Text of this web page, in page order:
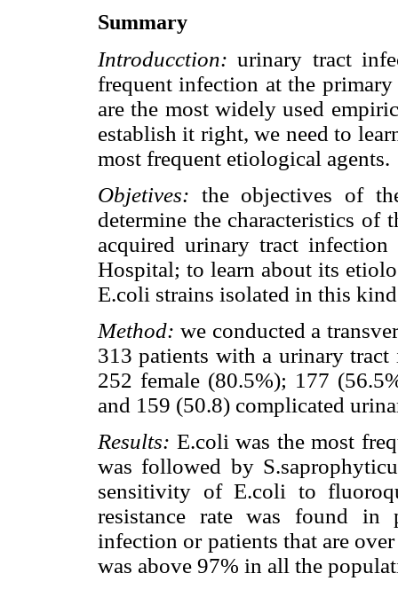
Summary
Introducction:urinary tract
frequent infection at the
are the most widely used
establish it right, we need to
most frequent etiological agents.
Objetives: the objectives of
determine the characteristics of
acquired urinary tract infection
Hospital; to learn about its
E.coli strains isolated in this
Method: we conducted a
313 patients with a urinary
252 female (80.5%); 177
and 159 (50.8) complicated
Results: E.coli was the most
was followed by
sensitivity of E.coli to
resistance rate was found in
infection or patients that are
was above 97% in all the